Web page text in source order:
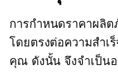
การกำหนดราคาผลิ
โดยตรงต่อความสำเ
คุณ ดังนั้น จึงจำเป็น